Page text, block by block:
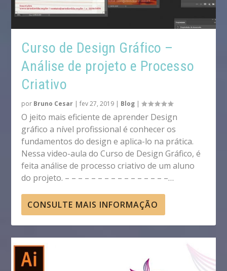
Curso de Design Gráfico –
Análise de projeto e Processo
Criativo
por Bruno Cesar |fev 27, 2019 | Blog |
O jeito mais eficiente de aprender Design
gráfico a nível profissional é conhecer os
fundamentos do design e aplica-lo na prática.
Nessa video-aula do Curso de Design Gráfico, é
feita análise de processo criativo de um aluno
do projeto. – – – – – – – – – – – – – – – –…
CONSULTE MAIS INFORMAÇÃO